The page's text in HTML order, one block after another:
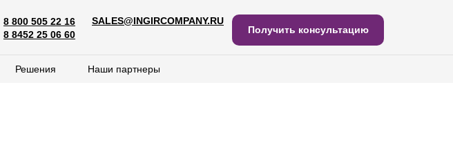
Получить консультацию
8 800 505 22 16
8 8452 25 06 60
SALES@INGIRCOMPANY.RU
Наши партнеры
Решения
Получить консультацию
8 800 505 22 16
8 8452 25 06 60
SALES@INGIRCOMPANY.RU
Наши партнеры
Решения